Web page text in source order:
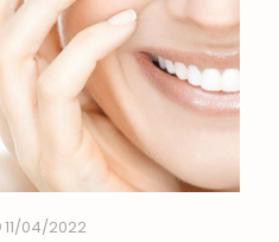
11/04/2022